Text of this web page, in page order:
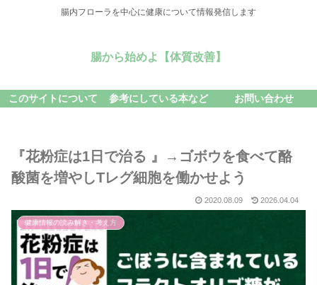
腸内フローラを中心に健康について情報発信します
腸から始めよ【体質改善】
このサイトについて 参考にしている本など お問い合わせ
『花粉症は1日で治る 』→ゴボウを食べて酪
酸菌を増やしTレグ細胞を働かせよう
2020.08.09 2026.04.04
健康情報の読み解き・考え方